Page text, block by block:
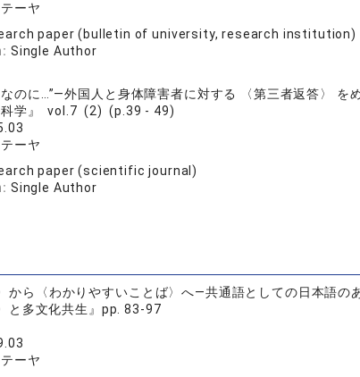
ーヤ
paper (bulletin of university, research institution)
Single Author
なのに…”―外国人と身体障害者に対する 〈第三者返答〉 を
科学』 vol.7 (2) (p.39 - 49)
ーヤ
paper (scientific journal)
Single Author
から〈わかりやすいことば〉へ―共通語としての日本語
と多文化共生』pp. 83-97
ーヤ